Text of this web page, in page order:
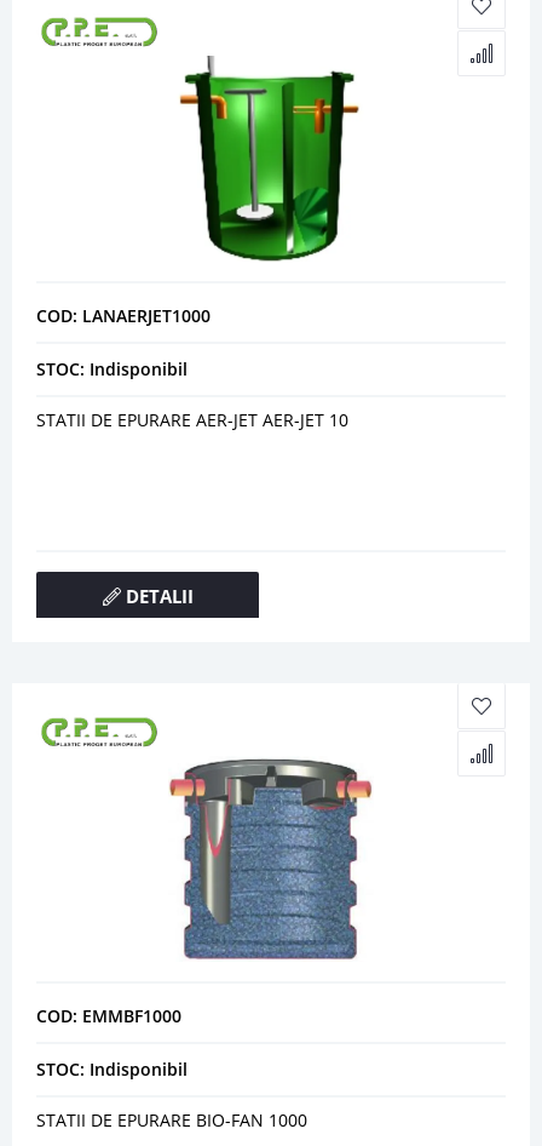
COD: LANAERJET1000
STOC: Indisponibil
STATII DE EPURARE AER-JET AER-JET 10
DETALII
COD: EMMBF1000
STOC: Indisponibil
STATII DE EPURARE BIO-FAN 1000